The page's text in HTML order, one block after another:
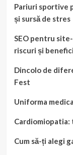
Pariuri sportive
și sursă de stres
SEO pentru
riscuri și
Dincolo de
Fest
Uniforma
Cum să-ți alegi